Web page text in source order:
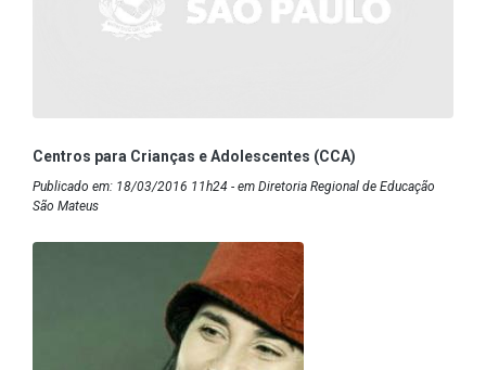
Centros para Crianças e Adolescentes (CCA)
Publicado em: 18/03/2016 11h24 - em Diretoria Regional de Educação
São Mateus